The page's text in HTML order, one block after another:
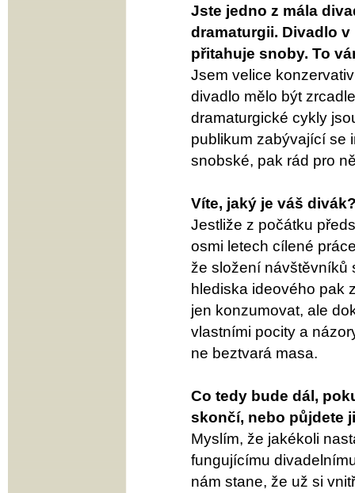
Jste jedno z mála
dramaturgii. Divadlo
přitahuje snoby. To
Jsem velice
divadlo mělo být
dramaturgické cykly
publikum zabývající se
snobské, pak rád pro
Víte, jaký je váš
Jestliže z počátku
osmi letech cílené
že složení návštěvníků
hlediska ideového pak
jen konzumovat, ale
vlastními pocity a
ne beztvará masa.
Co tedy bude dál,
skončí, nebo půjdete
Myslím, že jakékoli
fungujícímu
nám stane, že už si